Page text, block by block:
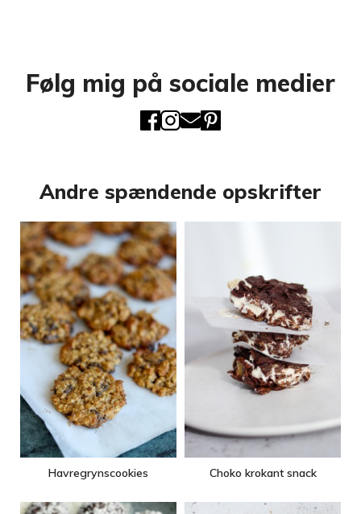
Følg mig på sociale medier
Andre spændende opskrifter
Havregrynscookies Choko krokant snack